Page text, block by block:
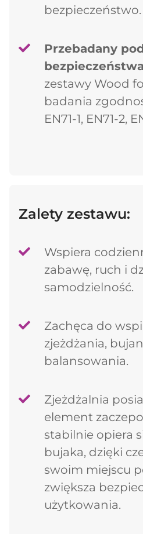
bezpieczeństwo.
Przebadany
bezpieczeństwa
zestawy Wood
badania
EN71-1, EN71-2,
Zalety zestawu:
Wspiera
zabawę, ruch i
samodzielność.
Zachęca do
zjeżdżania,
balansowania.
Zjeżdżalnia
element
stabilnie opiera
bujaka, dzięki
swoim miejscu
zwiększa
użytkowania.
Dodano do